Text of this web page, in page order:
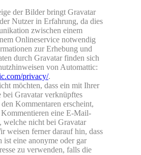
der Bilder bringt Gravatar
Nutzer in Erfahrung, da dies
zwischen einem
Onlineservice notwendig
zur Erhebung und
durch Gravatar finden sich
von Automattic:
privacy/.
möchten, dass ein mit Ihrer
Gravatar verknüpftes
Kommentaren erscheint,
eine E-Mail-
welche nicht bei Gravatar
weisen ferner darauf hin, dass
ist eine anonyme oder gar
zu verwenden, falls die